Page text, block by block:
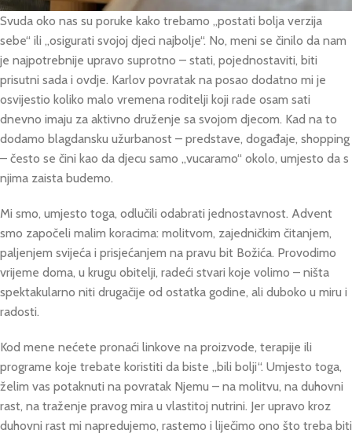
Svuda oko nas su poruke kako trebamo „postati bolja verzija
sebe“ ili „osigurati svojoj djeci najbolje“. No, meni se činilo da nam
je najpotrebnije upravo suprotno – stati, pojednostaviti, biti
prisutni sada i ovdje. Karlov povratak na posao dodatno mi je
osvijestio koliko malo vremena roditelji koji rade osam sati
dnevno imaju za aktivno druženje sa svojom djecom. Kad na to
dodamo blagdansku užurbanost – predstave, događaje, shopping
– često se čini kao da djecu samo „vucaramo“ okolo, umjesto da s
njima zaista budemo.
Mi smo, umjesto toga, odlučili odabrati jednostavnost. Advent
smo započeli malim koracima: molitvom, zajedničkim čitanjem,
paljenjem svijeća i prisjećanjem na pravu bit Božića. Provodimo
vrijeme doma, u krugu obitelji, radeći stvari koje volimo – ništa
spektakularno niti drugačije od ostatka godine, ali duboko u miru i
radosti.
Kod mene nećete pronaći linkove na proizvode, terapije ili
programe koje trebate koristiti da biste „bili bolji“. Umjesto toga,
želim vas potaknuti na povratak Njemu – na molitvu, na duhovni
rast, na traženje pravog mira u vlastitoj nutrini. Jer upravo kroz
duhovni rast mi napredujemo, rastemo i liječimo ono što treba biti